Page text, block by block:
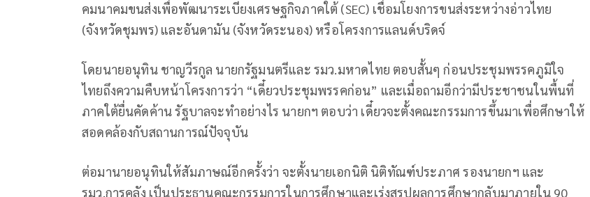
คมนาคมขนส่งเพื่อพัฒนาระเบียงเศรษฐกิจภาคใต้ (SEC) เชื่อมโยงการขนส่งระหว่างอ่าวไทย
(จังหวัดชุมพร) และอันดามัน (จังหวัดระนอง) หรือโครงการแลนด์บริดจ์
โดยนายอนุทิน ชาญวีรกูล นายกรัฐมนตรีและ รมว.มหาดไทย ตอบสั้นๆ ก่อนประชุมพรรคภูมิใจ
ไทยถึงความคืบหน้าโครงการว่า “เดี๋ยวประชุมพรรคก่อน” และเมื่อถามอีกว่ามีประชาชนในพื้นที่
ภาคใต้ยื่นคัดค้าน รัฐบาลจะทําอย่างไร นายกฯ ตอบว่า เดี๋ยวจะตั้งคณะกรรมการขึ้นมาเพื่อศึกษาให้
สอดคล้องกับสถานการณ์ปัจจุบัน
ต่อมานายอนุทินให้สัมภาษณ์อีกครั้งว่า จะตั้งนายเอกนิติ นิติทัณฑ์ประภาศ รองนายกฯ และ
รมว.การคลัง เป็นประธานคณะกรรมการในการศึกษาและเร่งสรุปผลการศึกษากลับมาภายใน 90